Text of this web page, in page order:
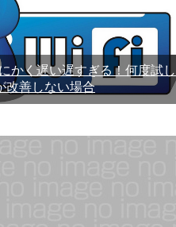
かく遅い遅すぎる！何度試し
改善しない場合